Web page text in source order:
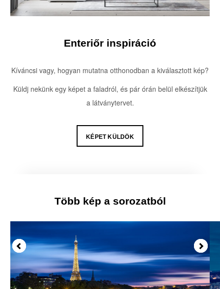
Enteriőr inspiráció
Kíváncsi vagy, hogyan mutatna otthonodban a kiválasztott kép?
Küldj nekünk egy képet a faladról, és pár órán belül elkészítjük
a látványtervet.
KÉPET KÜLDÖK
Több kép a sorozatból